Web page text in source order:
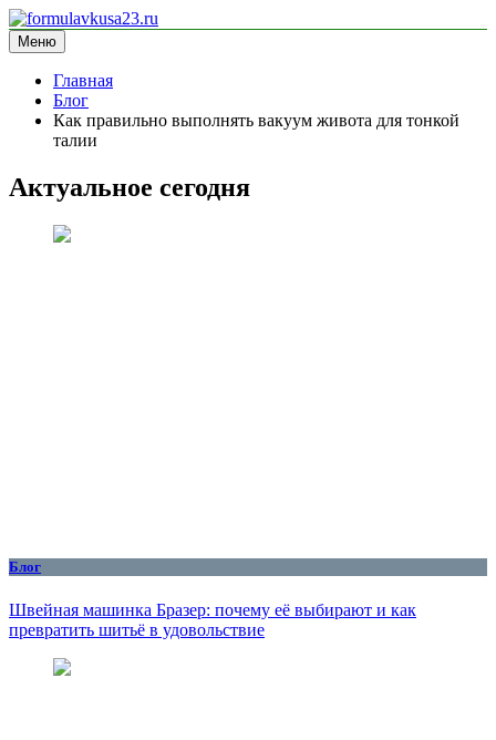
Перейти
к
содержимому
formulavkusa23.ru
блог про спорт
Меню
Главная
Блог
Как правильно выполнять вакуум живота для тонкой
талии
Актуальное сегодня
Блог
Швейная машинка Бразер: почему её выбирают и как
превратить шитьё в удовольствие